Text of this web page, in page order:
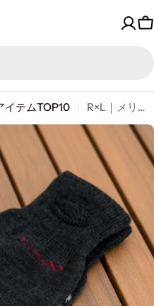
イテムTOP10
R×L｜メリノグローブ ミッドG / Runtripコラボ限定カラー (Charcoal × Red)